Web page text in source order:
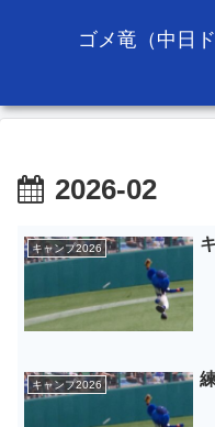
ゴメ竜（中日
2026-02
キャンプ2026
キャンプ2026